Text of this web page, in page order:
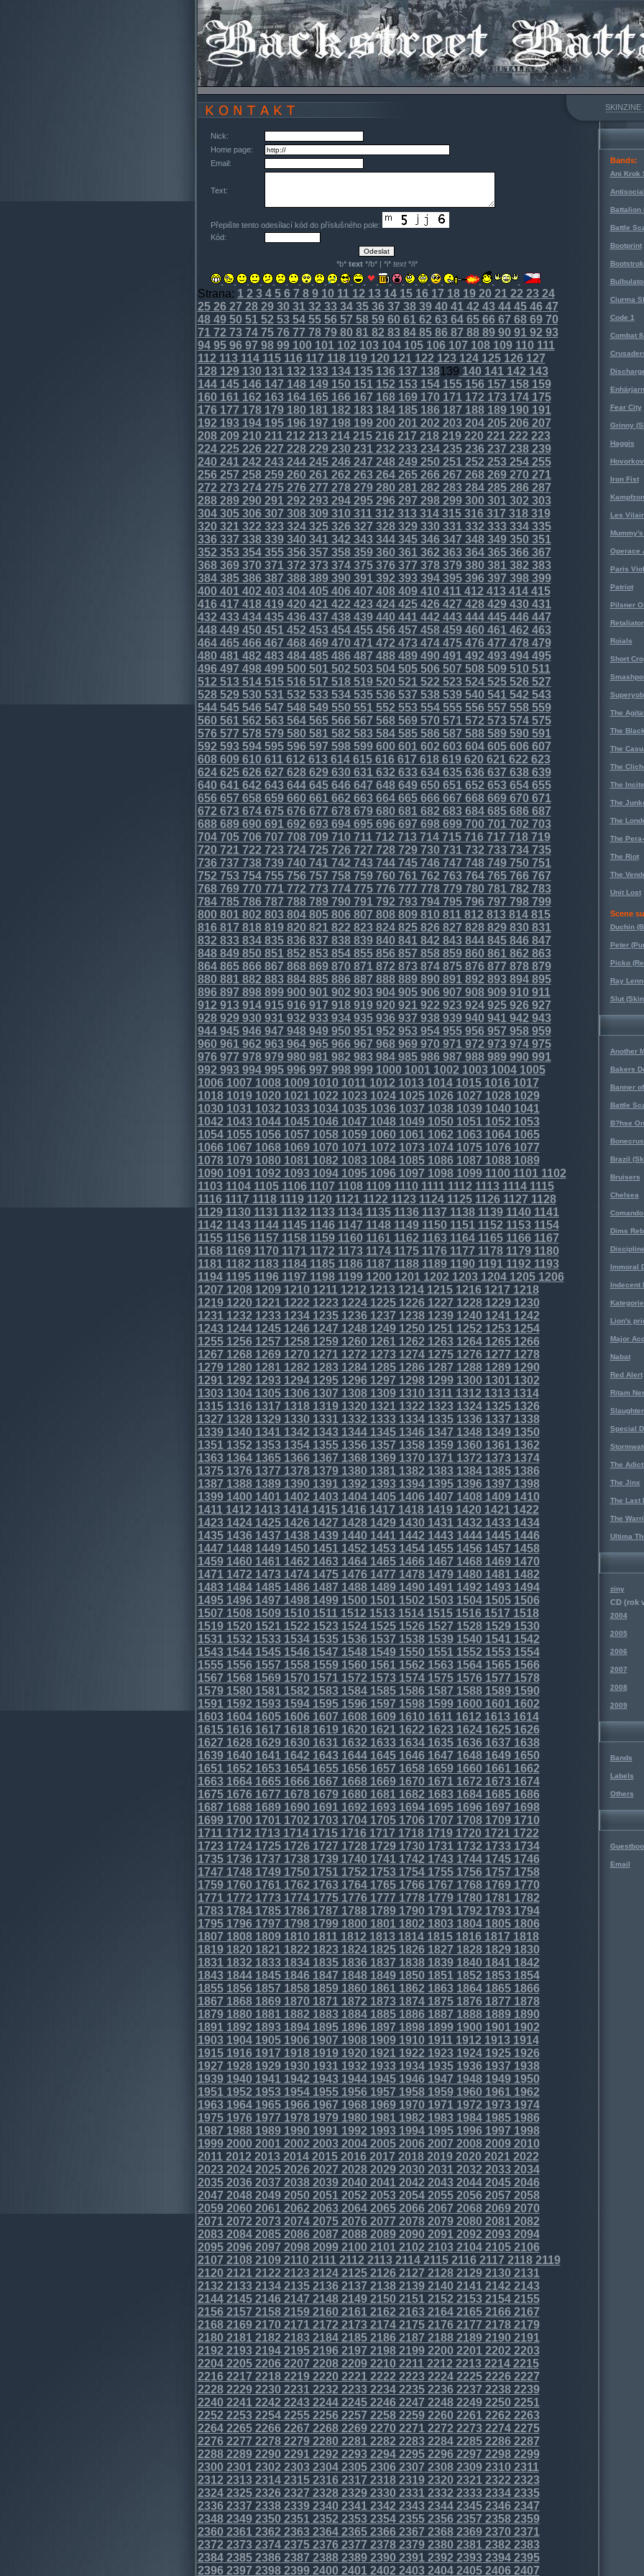
SKINZINE
Nick:
Home page:
Email:
Text:
Přepište tento odesílací kód do příslušného pole:
Kód:
*b* text*/b* | *i* text*/i*
Strana: 12 34567 89101112 1314151617 1819202122 2324
252627 2829303132 3334353637 3839404142 4344454647
4849505152 5354555657 5859606162 6364656667 686970
7172 7374757677 7879808182 8384858687 8889909192 93
94959697 9899100101102 103104105106107 108109110111
112 113114115116117 118119120121122 123124125126127
128129130131132 133134135136137 138139 140141142 143
144145146147 148149150151152 153154155156157 158159
160161162 163164165166167 168169170171172 173174175
176177 178179180181182 183184185186187 188189190191
192 193194195196197 198199200201202 203204205206207
208209210211212 213214215216217 218219220221222 223
224225226227 228229230231232 233234235236237 238239
240241242 243244245246247 248249250251252 253254255
256257 258259260261262 263264265266267 268269270271
272 273274275276277 278279280281282 283284285286287
288289290291292 293294295296297 298299300301302 303
304305306307 308309310311312 313314315316317 318319
320321322 323324325326327 328329330331332 333334335
336337 338339340341342 343344345346347 348349350351
352 353354355356357 358359360361362 363364365366367
368369370371372 373374375376377 378379380381382 383
384385386387 388389390391392 393394395396397 398399
400401402 403404405406407 408409410411412 413414415
416417 418419420421422 423424425426427 428429430431
432 433434435436437 438439440441442 443444445446447
448449450451452 453454455456457 458459460461462 463
464465466467 468469470471472 473474475476477 478479
480481482 483484485486487 488489490491492 493494495
496497 498499500501502 503504505506507 508509510511
512 513514515516517 518519520521522 523524525526527
528529530531532 533534535536537 538539540541542 543
544545546547 548549550551552 553554555556557 558559
560561562 563564565566567 568569570571572 573574575
576577 578579580581582 583584585586587 588589590591
592 593594595596597 598599600601602 603604605606607
608609610611612 613614615616617 618619620621622 623
624625626627 628629630631632 633634635636637 638639
640641642 643644645646647 648649650651652 653654655
656657 658659660661662 663664665666667 668669670671
672 673674675676677 678679680681682 683684685686687
688689690691692 693694695696697 698699700701702 703
704705706707 708709710711712 713714715716717 718719
720721722 723724725726727 728729730731732 733734735
736737 738739740741742 743744745746747 748749750751
752 753754755756757 758759760761762 763764765766767
768769770771772 773774775776777 778779780781782 783
784785786787 788789790791792 793794795796797 798799
800801802 803804805806807 808809810811812 813814815
816817 818819820821822 823824825826827 828829830831
832 833834835836837 838839840841842 843844845846847
848849850851852 853854855856857 858859860861862 863
864865866867 868869870871872 873874875876877 878879
880881882 883884885886887 888889890891892 893894895
896897 898899900901902 903904905906907 908909910911
912 913914915916917 918919920921922 923924925926927
928929930931932 933934935936937 938939940941942 943
944945946947 948949950951952 953954955956957 958959
960961962 963964965966967 968969970971972 973974975
976977 978979980981982 983984985986987 988989990991
992 993994995996997 998999100010011002 100310041005
10061007 10081009101010111012 10131014101510161017
10181019102010211022 10231024102510261027 10281029
103010311032 10331034103510361037 1038103910401041
1042 10431044104510461047 10481049105010511052 1053
1054105510561057 10581059106010611062 106310641065
10661067 10681069107010711072 10731074107510761077
10781079108010811082 10831084108510861087 10881089
109010911092 10931094109510961097 10981099110011011102
11031104110511061107 11081109111011111112 111311141115
11161117 11181119112011211122 11231124112511261127 1128
1129113011311132 11331134113511361137 1138113911401141
1142 11431144114511461147 11481149115011511152 11531154
115511561157 11581159116011611162 11631164116511661167
11681169117011711172 11731174117511761177 117811791180
11811182 11831184118511861187 11881189119011911192 1193
1194119511961197 11981199120012011202 1203120412051206
1207 12081209121012111212 12131214121512161217 1218
1219122012211222 12231224122512261227 122812291230
12311232 12331234123512361237 12381239124012411242
12431244124512461247 12481249125012511252 12531254
125512561257 12581259126012611262 1263126412651266
1267 12681269127012711272 12731274127512761277 1278
1279128012811282 12831284128512861287 128812891290
12911292 12931294129512961297 12981299130013011302
13031304130513061307 13081309131013111312 13131314
131513161317 13181319132013211322 1323132413251326
1327 13281329133013311332 13331334133513361337 1338
1339134013411342 13431344134513461347 134813491350
13511352 13531354135513561357 13581359136013611362
13631364136513661367 13681369137013711372 13731374
137513761377 13781379138013811382 1383138413851386
1387 13881389139013911392 13931394139513961397 1398
1399140014011402 14031404140514061407 140814091410
14111412 14131414141514161417 14181419142014211422
14231424142514261427 14281429143014311432 14331434
143514361437 14381439144014411442 1443144414451446
1447 14481449145014511452 14531454145514561457 1458
1459146014611462 14631464146514661467 146814691470
14711472 14731474147514761477 14781479148014811482
14831484148514861487 14881489149014911492 14931494
149514961497 14981499150015011502 1503150415051506
1507 15081509151015111512 15131514151515161517 1518
1519152015211522 15231524152515261527 152815291530
15311532 15331534153515361537 15381539154015411542
15431544154515461547 15481549155015511552 15531554
155515561557 15581559156015611562 1563156415651566
1567 15681569157015711572 15731574157515761577 1578
1579158015811582 15831584158515861587 158815891590
15911592 15931594159515961597 15981599160016011602
16031604160516061607 16081609161016111612 16131614
161516161617 16181619162016211622 1623162416251626
1627 16281629163016311632 16331634163516361637 1638
1639164016411642 16431644164516461647 164816491650
16511652 16531654165516561657 16581659166016611662
16631664166516661667 16681669167016711672 16731674
167516761677 16781679168016811682 1683168416851686
1687 16881689169016911692 16931694169516961697 1698
1699170017011702 17031704170517061707 170817091710
17111712 17131714171517161717 17181719172017211722
17231724172517261727 17281729173017311732 17331734
173517361737 17381739174017411742 1743174417451746
1747 17481749175017511752 17531754175517561757 1758
1759176017611762 17631764176517661767 176817691770
17711772 17731774177517761777 17781779178017811782
17831784178517861787 17881789179017911792 17931794
179517961797 17981799180018011802 1803180418051806
1807 18081809181018111812 18131814181518161817 1818
1819182018211822 18231824182518261827 182818291830
18311832 18331834183518361837 18381839184018411842
18431844184518461847 18481849185018511852 18531854
185518561857 18581859186018611862 1863186418651866
1867 18681869187018711872 18731874187518761877 1878
1879188018811882 18831884188518861887 188818891890
18911892 18931894189518961897 18981899190019011902
19031904190519061907 19081909191019111912 19131914
191519161917 19181919192019211922 1923192419251926
1927 19281929193019311932 19331934193519361937 1938
1939194019411942 19431944194519461947 194819491950
19511952 19531954195519561957 19581959196019611962
19631964196519661967 19681969197019711972 19731974
197519761977 19781979198019811982 1983198419851986
1987 19881989199019911992 19931994199519961997 1998
1999200020012002 20032004200520062007 200820092010
20112012 20132014201520162017 20182019202020212022
20232024202520262027 20282029203020312032 20332034
203520362037 20382039204020412042 2043204420452046
2047 20482049205020512052 20532054205520562057 2058
2059206020612062 20632064206520662067 206820692070
20712072 20732074207520762077 20782079208020812082
20832084208520862087 20882089209020912092 20932094
209520962097 20982099210021012102 2103210421052106
2107 21082109211021112112 21132114211521162117 21182119
212021212122 21232124212521262127 2128212921302131
2132 21332134213521362137 21382139214021412142 2143
2144214521462147 21482149215021512152 215321542155
21562157 21582159216021612162 21632164216521662167
21682169217021712172 21732174217521762177 21782179
218021812182 21832184218521862187 2188218921902191
2192 21932194219521962197 21982199220022012202 2203
2204220522062207 22082209221022112212 221322142215
22162217 22182219222022212222 22232224222522262227
22282229223022312232 22332234223522362237 22382239
224022412242 22432244224522462247 2248224922502251
2252 22532254225522562257 22582259226022612262 2263
2264226522662267 22682269227022712272 227322742275
22762277 22782279228022812282 22832284228522862287
22882289229022912292 22932294229522962297 22982299
230023012302 23032304230523062307 2308230923102311
2312 23132314231523162317 23182319232023212322 2323
2324232523262327 23282329233023312332 233323342335
23362337 23382339234023412342 23432344234523462347
23482349235023512352 23532354235523562357 23582359
236023612362 23632364236523662367 2368236923702371
2372 23732374237523762377 23782379238023812382 2383
2384238523862387 23882389239023912392 239323942395
23962397 23982399240024012402 24032404240524062407
Bands:
Ani Krok
Battalion
Battle
Bootprint
Ciurma
Code 1
Combat
Fear City
Grinny
Haggis
Iron Fist
Les
Operace
Paris
Patriot
Pilsner
Retaliator
Roials
Short
Superyob
The
The
The
The
The
The
The
The
The Riot
The
Unit Lost
Scene
Duchin
Peter
Picko
Ray
Slut
Another
Bakers
Banner
Battle
B?hse
Brazil
Bruisers
Chelsea
Dims
Immoral
Indecent
Lion's
Major
Nabat
Red Alert
Ritam
Special
The
The Jinx
The Last
The
Ultima
ziny
CD (rok
2004
2005
2006
2007
2008
2009
Bands
Labels
Others
Email